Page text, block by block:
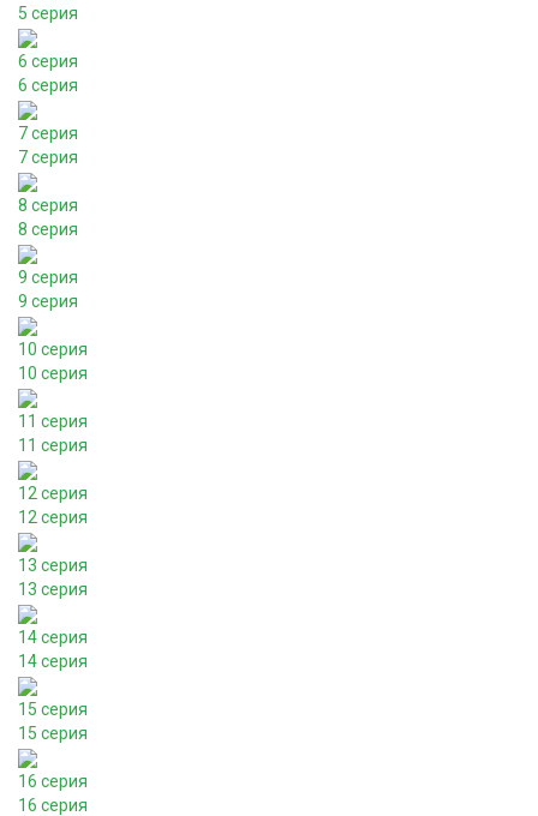
5 серия
6 серия
6 серия
7 серия
7 серия
8 серия
8 серия
9 серия
9 серия
10 серия
10 серия
11 серия
11 серия
12 серия
12 серия
13 серия
13 серия
14 серия
14 серия
15 серия
15 серия
16 серия
16 серия